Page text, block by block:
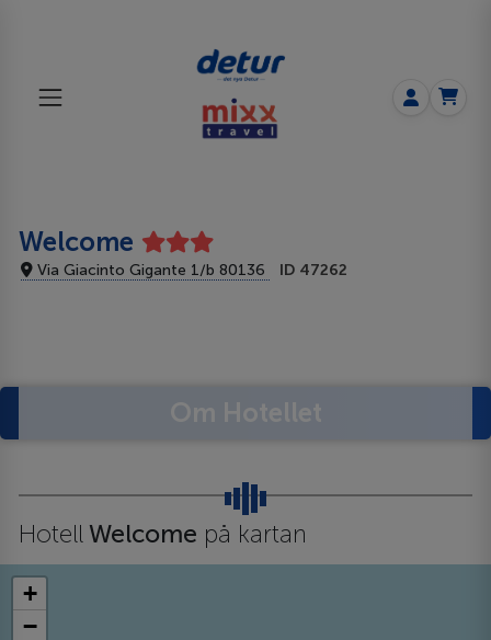
Welcome
Via Giacinto Gigante 1/b 80136 ID 47262
HotellWelcome på kartan
+
−